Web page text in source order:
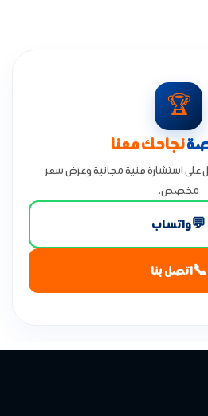
🏆
نجاحك معنا
على استشارة فنية مجانية وعرض سعر
مخصص.
💬واتساب
📞اتصل بنا